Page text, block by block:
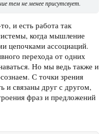
тем не менее присутсвует.
и есть работа так
когда мышление
цепочками ассоциаций.
перехода от одних
Но мы ведь также и
С точки зрения
и связаны друг с другом,
фраз и предложений